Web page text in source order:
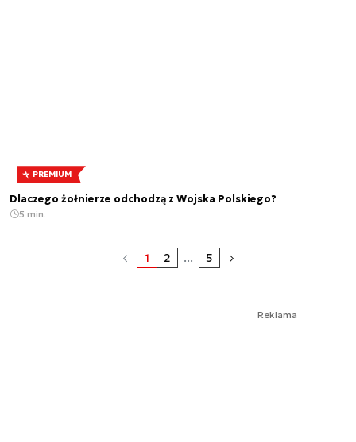
PREMIUM
Dlaczego żołnierze odchodzą z Wojska Polskiego?
5 min.
1 2 ... 5
Reklama